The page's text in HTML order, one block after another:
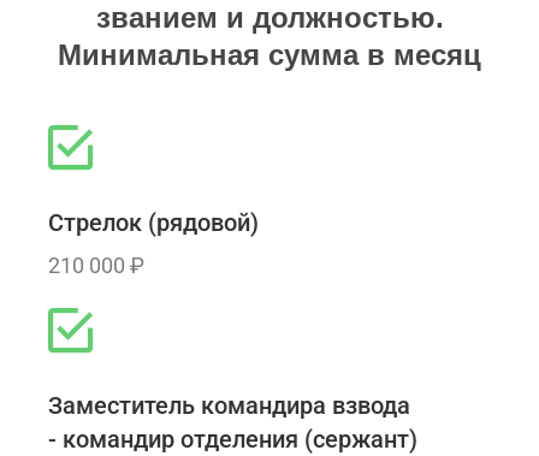
званием и должностью.
Минимальная сумма в месяц
Стрелок (рядовой)
210 000 ₽
Заместитель командира взвода
- командир отделения (сержант)